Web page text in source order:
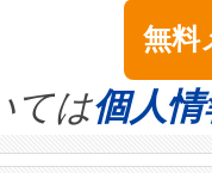
6,000万
は、フェ
ンターが
a
for AI
battery
すること
では、
き、これ
無料
ては個人